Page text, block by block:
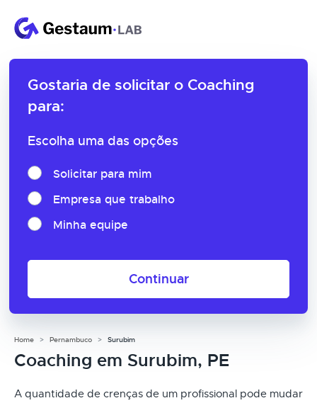
Gostaria de solicitar o Coaching
para:
Escolha uma das opções
Solicitar para mim
Empresa que trabalho
Minha equipe
Continuar
Home Pernambuco Surubim
Coaching em Surubim, PE
A quantidade de crenças de um profissional pode mudar